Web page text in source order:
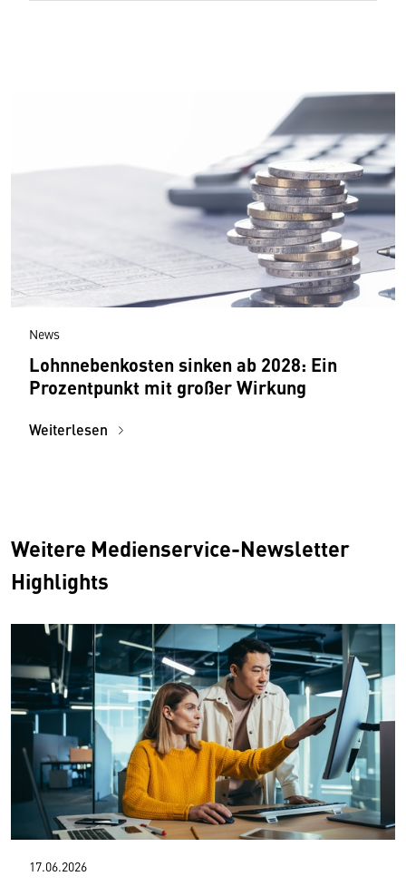
News
Lohnnebenkosten sinken ab 2028: Ein
Prozentpunkt mit großer Wirkung
Weiterlesen
Weitere Medienservice-Newsletter
Highlights
17.06.2026